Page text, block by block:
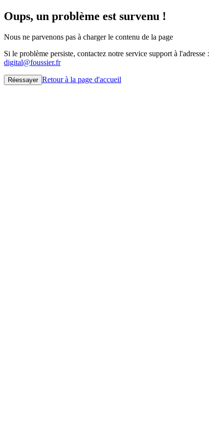
Oups, un problème est survenu !
Nous ne parvenons pas à charger le contenu de la page
Si le problème persiste, contactez notre service support à l'adresse :
digital@foussier.fr
Réessayer Retour à la page d'accueil